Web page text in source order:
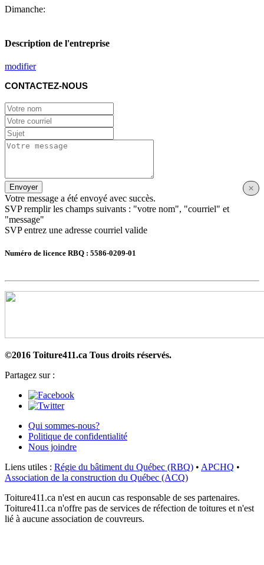
Dimanche:
Description de l'entreprise
modifier
CONTACTEZ-NOUS
Envoyer ×
Votre message a été envoyé avec succès.
SVP remplir les champs suivants : "votre nom", "courriel" et
"message"
SVP entrez une adresse courriel valide
Numéro de licence RBQ : 5586-0209-01
©2016 Toiture411.ca Tous droits réservés.
Partagez sur :
Qui sommes-nous?
Politique de confidentialité
Nous joindre
Liens utiles : Régie du bâtiment du Québec (RBQ) • APCHQ •
Association de la construction du Québec (ACQ)
Toiture411.ca n'est en aucun cas responsable de ses partenaires.
Toiture411.ca n'offre pas de services de réfection de toitures et n'est
lié à aucune association de couvreurs.